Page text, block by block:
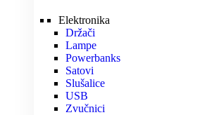
Elektronika
Držači
Lampe
Powerbanks
Satovi
Slušalice
USB
Zvučnici